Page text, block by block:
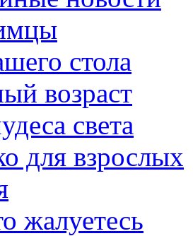
стола
возраст
света
для взрослых
жалуетесь